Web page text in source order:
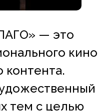
— это
кино
контента.
тем с целью